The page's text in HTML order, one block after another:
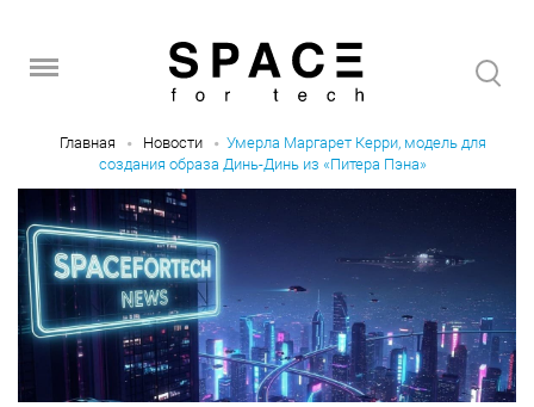
Главная Новости
Умерла Маргарет Керри, модель для
создания образа Динь-Динь из «Питера Пэна»